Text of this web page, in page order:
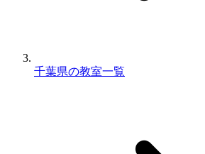
千葉県の教室一覧